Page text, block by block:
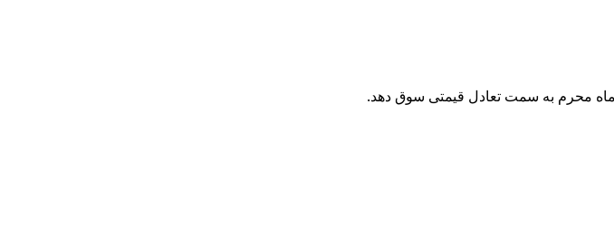
ماه محرم به سمت تعادل قیمتی سوق دهد.